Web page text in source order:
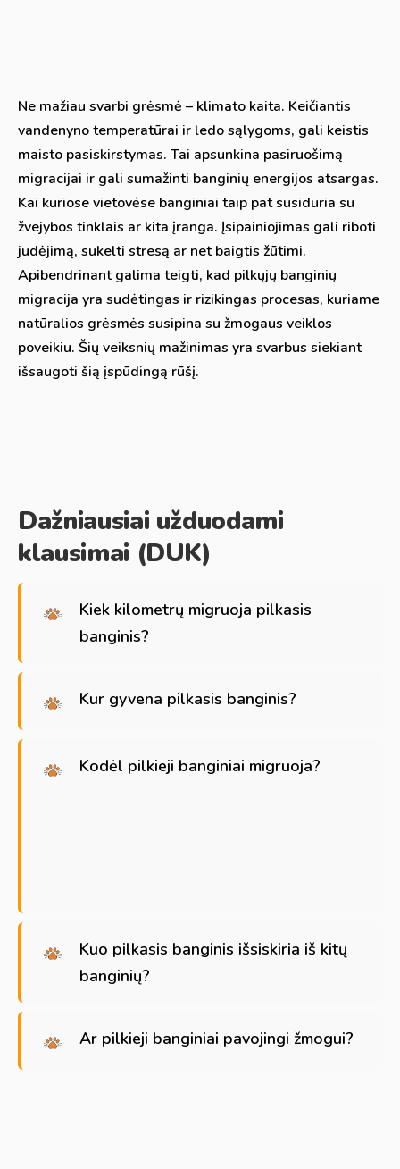
Ne mažiau svarbi grėsmė – klimato kaita. Keičiantis
vandenyno temperatūrai ir ledo sąlygoms, gali keistis
maisto pasiskirstymas. Tai apsunkina pasiruošimą
migracijai ir gali sumažinti banginių energijos atsargas.
Kai kuriose vietovėse banginiai taip pat susiduria su
žvejybos tinklais ar kita įranga. Įsipainiojimas gali riboti
judėjimą, sukelti stresą ar net baigtis žūtimi.
Apibendrinant galima teigti, kad pilkųjų banginių
migracija yra sudėtingas ir rizikingas procesas, kuriame
natūralios grėsmės susipina su žmogaus veiklos
poveikiu. Šių veiksnių mažinimas yra svarbus siekiant
išsaugoti šią įspūdingą rūšį.
Dažniausiai užduodami
klausimai (DUK)
Kiek kilometrų migruoja pilkasis
banginis?
Kur gyvena pilkasis banginis?
Kodėl pilkieji banginiai migruoja?
Kuo pilkasis banginis išsiskiria iš kitų
banginių?
Ar pilkieji banginiai pavojingi žmogui?